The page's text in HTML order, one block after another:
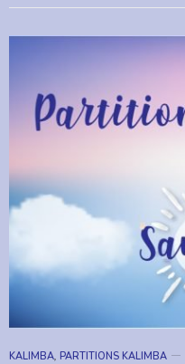
KALIMBA, PARTITIONS KALIMBA